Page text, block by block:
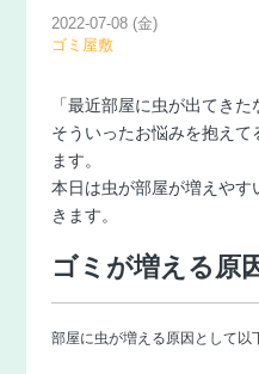
2022-07-08 (金)
ゴミ屋敷
「最近部屋に虫が出てきた
そういったお悩みを抱え
ます。
本日は虫が部屋が増えや
きます。
ゴミが増える原
部屋に虫が増える原因として以